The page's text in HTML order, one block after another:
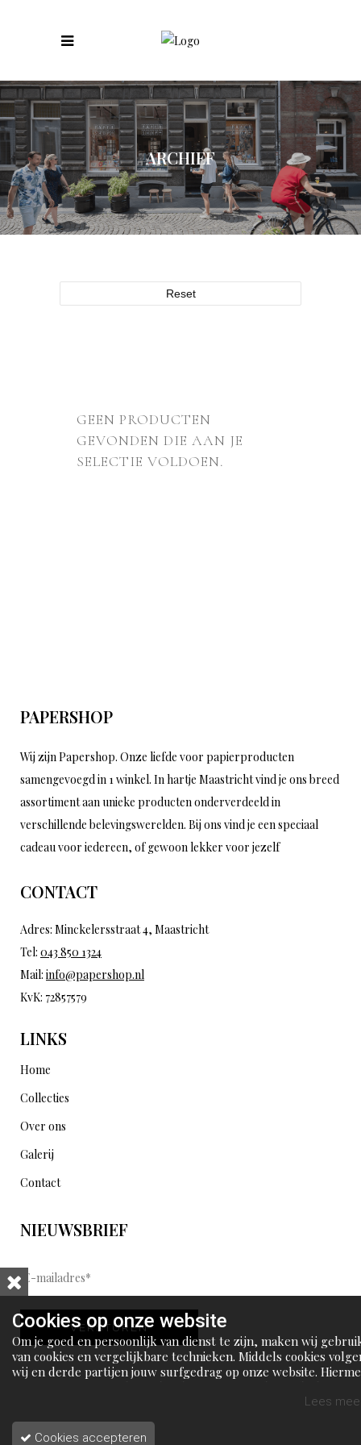
ARCHIEF
Reset
GEEN PRODUCTEN
GEVONDEN DIE AAN JE
SELECTIE VOLDOEN.
PAPERSHOP
Wij zijn Papershop. Onze liefde voor papierproducten
samengevoegd in 1 winkel. In hartje Maastricht vind je ons breed
assortiment aan unieke producten onderverdeeld in
verschillende belevingswerelden. Bij ons vind je een speciaal
cadeau voor iedereen, of gewoon lekker voor jezelf
CONTACT
Adres: Minckelersstraat 4, Maastricht
Tel: 043 850 1324
Mail: info@papershop.nl
KvK: 72857579
LINKS
Home
Collecties
Over ons
Galerij
Contact
NIEUWSBRIEF
E
-
m
a
i
l
d
VERSTUREN
Cookies op onze website
Om je goed en persoonlijk van dienst te zijn, maken wij
van cookies en vergelijkbare technieken. Middels cookies
wij en derde partijen jouw surfgedrag op onze website.
Lees
Cookies accepteren